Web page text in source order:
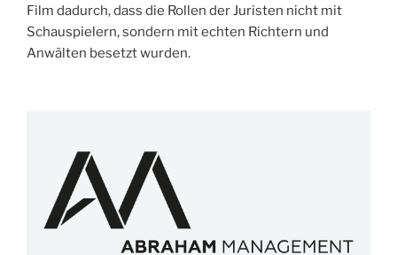
Film dadurch, dass die Rollen der Juristen nicht mit
Schauspielern, sondern mit echten Richtern und
Anwälten besetzt wurden.